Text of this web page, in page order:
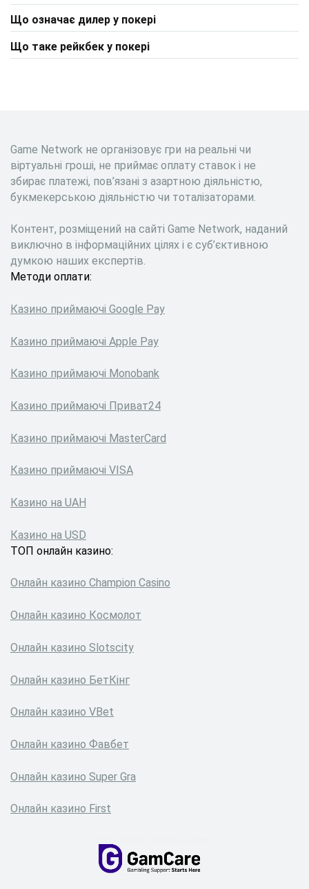
Що означає дилер у покері
Що таке рейкбек у покері
Game Network не організовує гри на реальні чи
віртуальні гроші, не приймає оплату ставок і не
збирає платежі, пов’язані з азартною діяльністю,
букмекерською діяльністю чи тоталізаторами.
Контент, розміщений на сайті Game Network, наданий
виключно в інформаційних цілях і є суб’єктивною
думкою наших експертів.
Методи оплати:
Казино приймаючі Google Pay
Казино приймаючі Apple Pay
Казино приймаючі Monobank
Казино приймаючі Приват24
Казино приймаючі MasterCard
Казино приймаючі VISA
Казино на UAH
Казино на USD
ТОП онлайн казино:
Онлайн казино Сhampion Сasino
Онлайн казино Космолот
Онлайн казино Slotscity
Онлайн казино БетКінг
Онлайн казино VBet
Онлайн казино Фавбет
Онлайн казино Super Gra
Онлайн казино First